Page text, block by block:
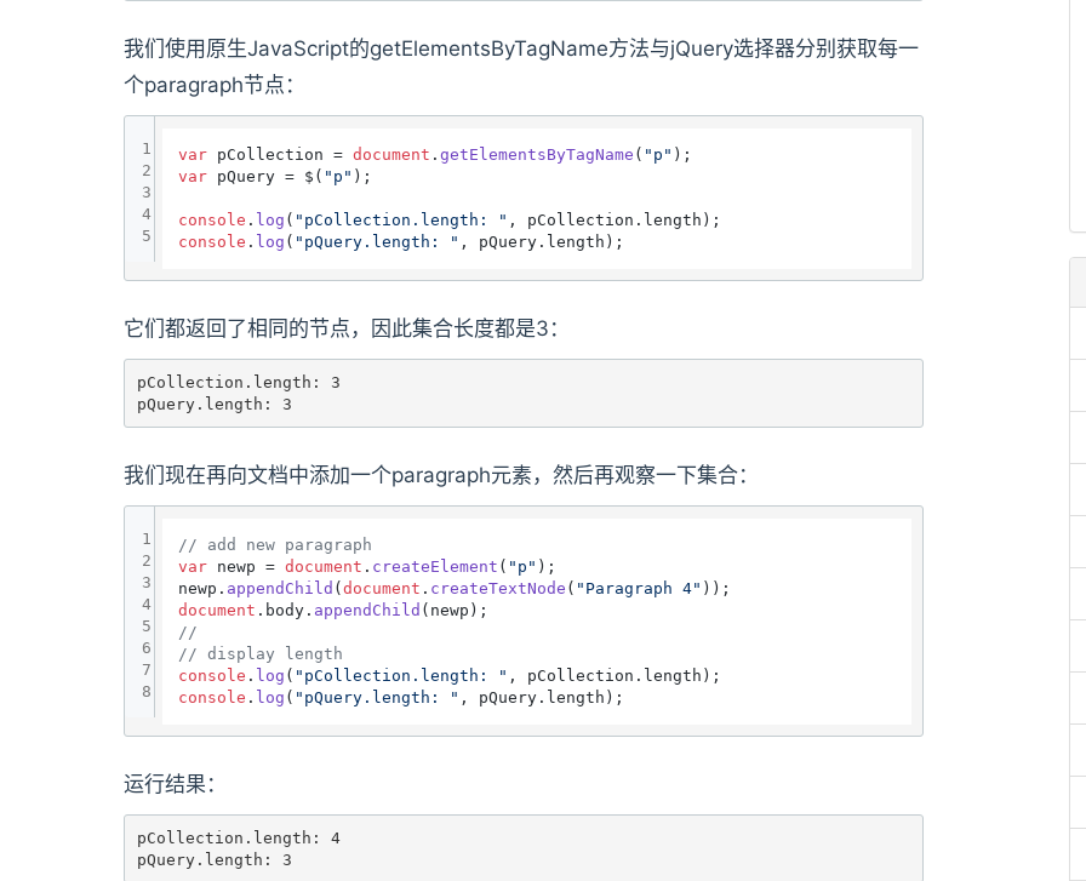
我们使用原生JavaScript的getElementsByTagName方法与jQuery选择器分别获取每一
个paragraph节点：
var pCollection = document . getElementsByTagName ( "p"
var pQuery = $( "p" );
console . log ( "pCollection.length: " , pCollection. length
console . log ( "pQuery.length: " , pQuery. length
1
2
3
4
5
它们都返回了相同的节点，因此集合长度都是3：
pCollection.length: 3
pQuery.length: 3
我们现在再向文档中添加一个paragraph元素，然后再观察一下集合：
// add new paragraph
var newp = document . createElement ( "p" );
newp. appendChild (document . createTextNode ( "Paragraph 4"
document . body. appendChild
//
// display length
console . log ( "pCollection.length: " , pCollection. length
console . log ( "pQuery.length: " , pQuery. length
1
2
3
4
5
6
7
8
运行结果：
pCollection.length: 4
pQuery.length: 3